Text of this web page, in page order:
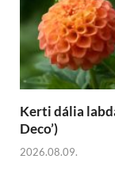
Kerti dália
Deco’)
2026.08.09.